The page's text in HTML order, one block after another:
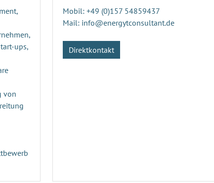
ups,
von
Mobil: +49 (0)157 54859437
Mail: info@energytconsultant.de
Direktkontakt